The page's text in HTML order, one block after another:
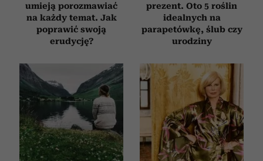
umieją porozmawiać
na każdy temat. Jak
poprawić swoją
erudycję?
prezent. Oto 5 roślin
idealnych na
parapetówkę, ślub czy
urodziny